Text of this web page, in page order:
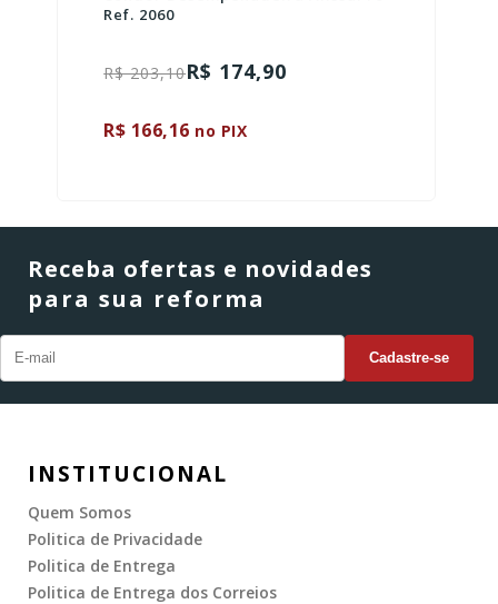
Ref. 2060
R$ 203,10R$ 174,90
R$ 166,16 no PIX
Receba ofertas e novidades
para sua reforma
INSTITUCIONAL
Quem Somos
Politica de Privacidade
Politica de Entrega
Politica de Entrega dos Correios